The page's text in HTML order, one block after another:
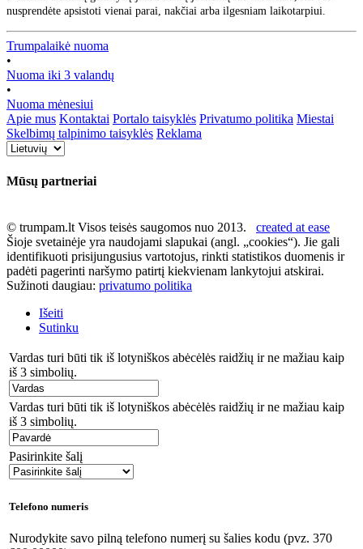
nusprendėte apsistoti vienai parai, nakčiai arba ilgesniam laikotarpiui.
Trumpalaikė nuoma
•
Nuoma iki 3 valandų
•
Nuoma mėnesiui
Apie mus Kontaktai Portalo taisyklės Privatumo politika Miestai
Skelbimų talpinimo taisyklės Reklama
Mūsų partneriai
© trumpam.lt Visos teisės saugomos nuo 2013. created at ease
Šioje svetainėje yra naudojami slapukai (angl. „cookies“). Jie gali
identifikuoti prisijungusius vartotojus, rinkti statistikos duomenis ir
padėti pagerinti naršymo patirtį kiekvienam lankytojui atskirai.
Sužinoti daugiau: privatumo politika
Išeiti
Sutinku
Vardas turi būti tik iš lotyniškos abėcėlės raidžių ir ne mažiau kaip
iš 3 simbolių.
Vardas turi būti tik iš lotyniškos abėcėlės raidžių ir ne mažiau kaip
iš 3 simbolių.
Pasirinkite šalį
Telefono numeris
Nurodykite savo pilną telefono numerį su šalies kodu (pvz. 370